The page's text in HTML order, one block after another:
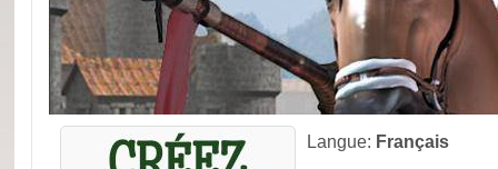
Langue: Français